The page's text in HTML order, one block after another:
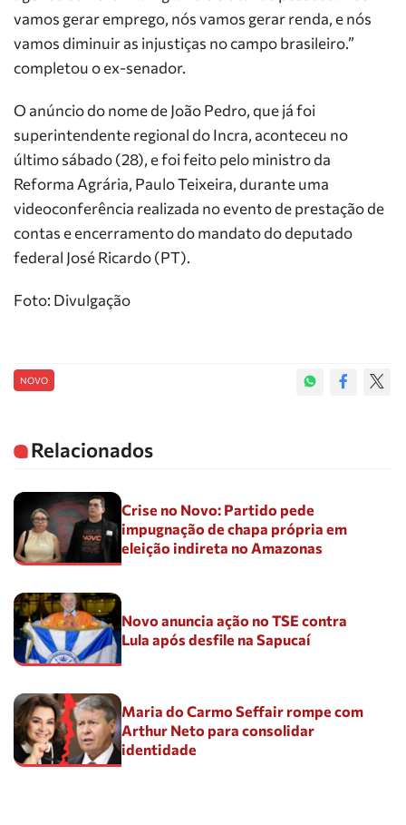
vamos gerar emprego, nós vamos gerar renda, e nós
vamos diminuir as injustiças no campo brasileiro.”
completou o ex-senador.
O anúncio do nome de João Pedro, que já foi
superintendente regional do Incra, aconteceu no
último sábado (28), e foi feito pelo ministro da
Reforma Agrária, Paulo Teixeira, durante uma
videoconferência realizada no evento de prestação de
contas e encerramento do mandato do deputado
federal José Ricardo (PT).
Foto: Divulgação
NOVO
Relacionados
Crise no Novo: Partido pede
impugnação de chapa própria em
eleição indireta no Amazonas
Novo anuncia ação no TSE contra
Lula após desfile na Sapucaí
Maria do Carmo Seffair rompe com
Arthur Neto para consolidar
identidade